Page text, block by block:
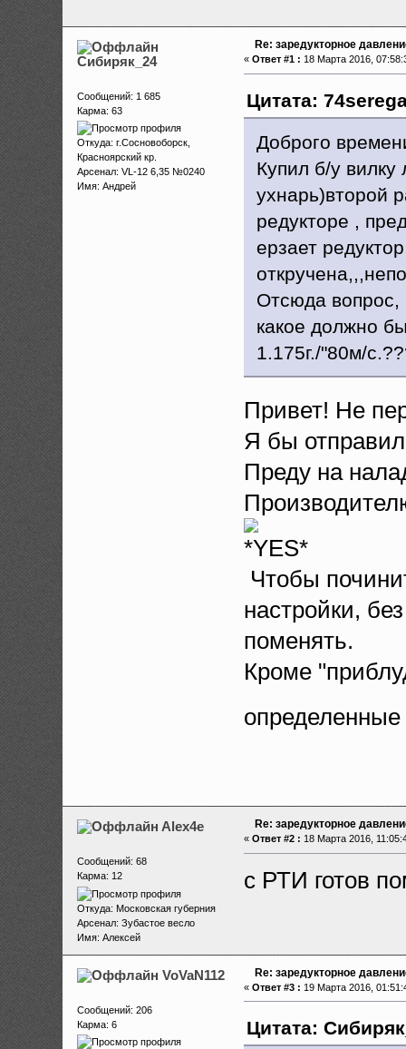
Сибиряк_24
Сообщений: 1 685
Карма: 63
Откуда: г.Сосновоборск,
Красноярский кр.
Арсенал: VL-12 6,35 №0240
Имя: Андрей
Re: заредукторное
« Ответ #1 : 18 Марта 2016,
Цитата:
Доброго
Купил б/у вилку
ухнарь)второй
редукторе ,
ерзает
Отсюда вопрос,
какое должно
1.175г./"80м/
Привет! Не
Я бы
Преду на
Чтобы
настройки,
поменять.
Кроме
Alex4e
Сообщений: 68
Карма: 12
Откуда: Московская губерния
Арсенал: Зубастое весло
Имя: Алексей
Re: заредукторное
« Ответ #2 : 18 Марта 2016,
с РТИ готов
VoVaN112
Сообщений: 206
Карма: 6
Re: заредукторное
« Ответ #3 : 19 Марта 2016,
Цитата: